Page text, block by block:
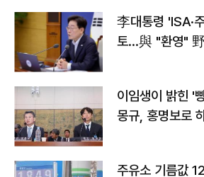
李대통령 'ISA·
토…與 "환영"
이임생이 밝힌 '
몽규, 홍명보로
주유소 기름값